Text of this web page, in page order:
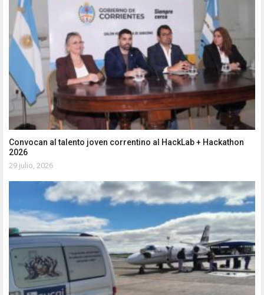
Convocan al talento joven correntino al HackLab + Hackathon
2026
29 julio, 2026